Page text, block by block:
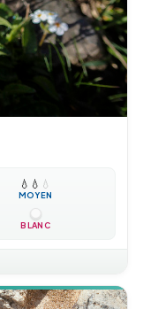
💧 💧 💧
MOYEN
BLANC